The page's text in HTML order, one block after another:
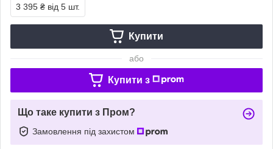
3 395 ₴ від 5 шт.
Купити
або
Купити з
Що таке купити з Пром?
Замовлення під захистом